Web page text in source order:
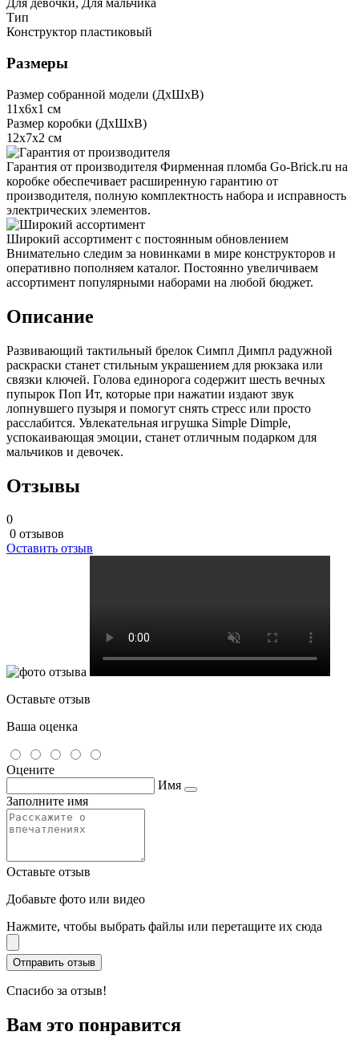
Для девочки, Для мальчика
Тип
Конструктор пластиковый
Размеры
Размер собранной модели (ДxШxВ)
11x6x1 см
Размер коробки (ДxШxВ)
12x7x2 см
Гарантия от производителя Фирменная пломба Go-Brick.ru на
коробке обеспечивает расширенную гарантию от
производителя, полную комплектность набора и исправность
электрических элементов.
Широкий ассортимент с постоянным обновлением
Внимательно следим за новинками в мире конструкторов и
оперативно пополняем каталог. Постоянно увеличиваем
ассортимент популярными наборами на любой бюджет.
Описание
Развивающий тактильный брелок Симпл Димпл радужной
раскраски станет стильным украшением для рюкзака или
связки ключей. Голова единорога содержит шесть вечных
пупырок Поп Ит, которые при нажатии издают звук
лопнувшего пузыря и помогут снять стресс или просто
расслабится. Увлекательная игрушка Simple Dimple,
успокаивающая эмоции, станет отличным подарком для
мальчиков и девочек.
Отзывы
0
0 отзывов
Оставить отзыв
Оставьте отзыв
Ваша оценка
Оцените
Имя
Заполните имя
Оставьте отзыв
Добавьте фото или видео
Нажмите, чтобы выбрать файлы или перетащите их сюда
Спасибо за отзыв!
Вам это понравится